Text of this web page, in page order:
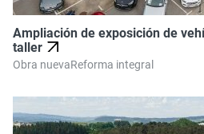
Ampliación de exposición de
taller
Obra nuevaReforma integral